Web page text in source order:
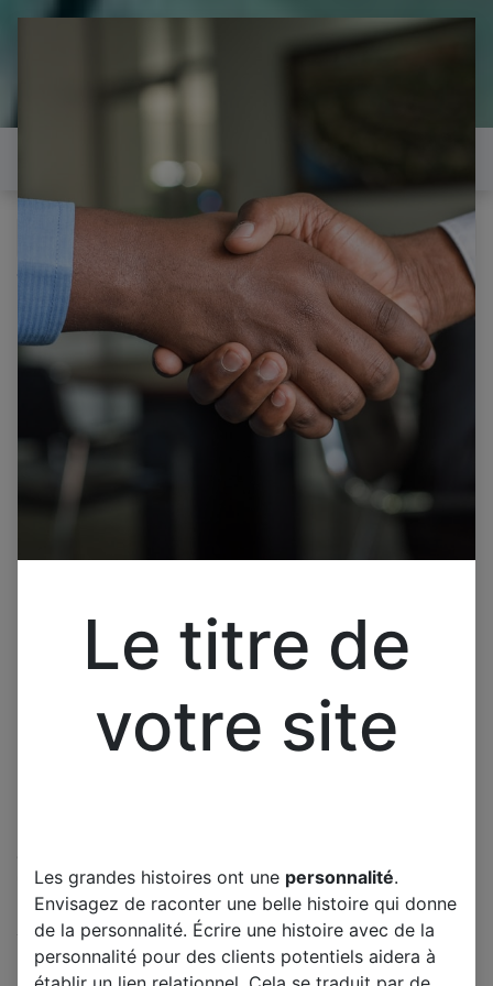
il est temps de
réparer...Electronique 66 est
heureux de vous aider
Tous les produits
TOSHIBA 49U6763DG CARTE ALIMENTATION
VESTEL 171IPS72
TOSHIBA 49U6763DG CARTE
ALIMENTATION VESTEL
171IPS72
Le titre de
votre site
Les grandes histoires ont une personnalité.
Envisagez de raconter une belle histoire qui donne
de la personnalité. Écrire une histoire avec de la
personnalité pour des clients potentiels aidera à